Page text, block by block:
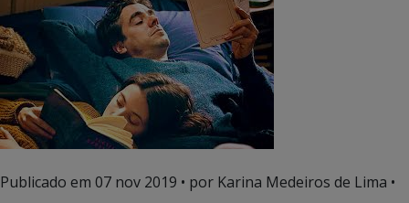
Publicado em 07 nov 2019 • por Karina Medeiros de Lima •